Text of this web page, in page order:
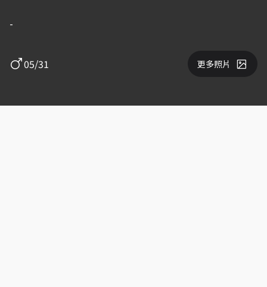
-
05/31 更多照片